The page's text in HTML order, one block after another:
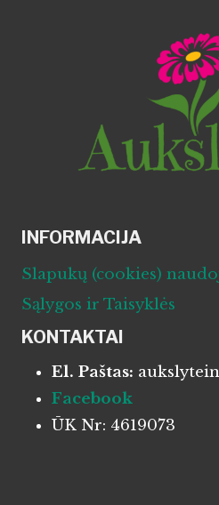
INFORMACIJA
Slapukų (cookies)
Sąlygos ir Taisyklės
KONTAKTAI
El. Paštas:
Facebook
ŪK Nr: 4619073